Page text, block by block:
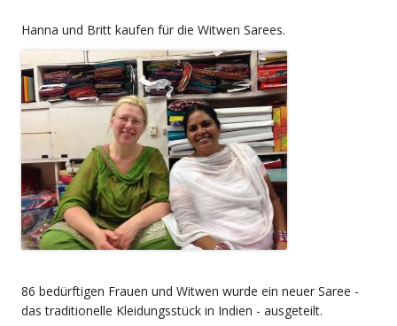
Hanna und Britt kaufen für die Witwen Sarees.
86 bedürftigen Frauen und Witwen wurde ein neuer Saree -
das traditionelle Kleidungsstück in Indien - ausgeteilt.